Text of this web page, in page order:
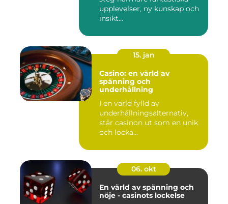
upplevelser, ny kunskap och
insikt...
15. jan
Casino: en värld av
spänning och
underhållning
I en värld fylld av
underhållningsalternativ,
står casinon ut som en unik
och locka...
06. okt
En värld av spänning och
nöje - casinots lockelse